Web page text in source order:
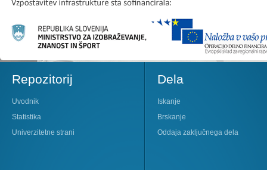
Repozitorij
Uvodnik
Statistika
Univerzitetne strani
Dela
Iskanje
Brskanje
Oddaja zaključnega dela